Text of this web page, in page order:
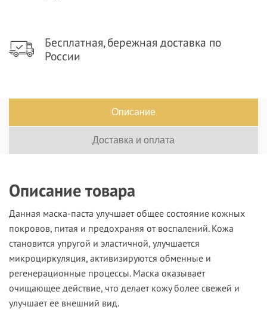
Бесплатная, бережная доставка по
России
Описание
Доставка и оплата
Описание товара
Данная маска-паста улучшает общее состояние кожных
покровов, питая и предохраняя от воспалений. Кожа
становится упругой и эластичной, улучшается
микроциркуляция, активизируются обменные и
регенерационные процессы. Маска оказывает
очищающее действие, что делает кожу более свежей и
улучшает ее внешний вид.